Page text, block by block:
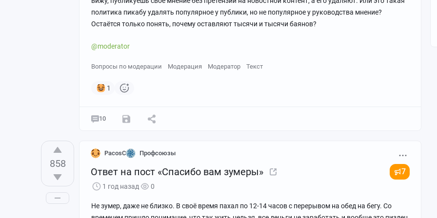
политика пикабу удалять популярное у публики, но не популярное у руководства мнение?
Остаётся только понять, почему оставляют тысячи и тысячи баянов?
@moderator
Вопросы по модерации Модерация Модератор Текст
1
10
858
PacosC Профсоюзы
Ответ на пост «Спасибо вам зумеры» 7
1 год назад 0
Не зумер, даже не близко. В своё время пахал по 12-14 часов с перерывом на обед на бегу. Со